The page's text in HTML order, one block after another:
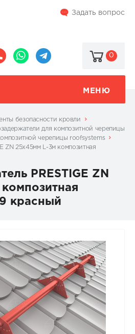
Задать вопрос
0
МЕНЮ
безопасности кровли
для композитной черепицы
черепицы roofsystems
ZN 25х45мм L-3м композитная
PRESTIGE ZN
красный